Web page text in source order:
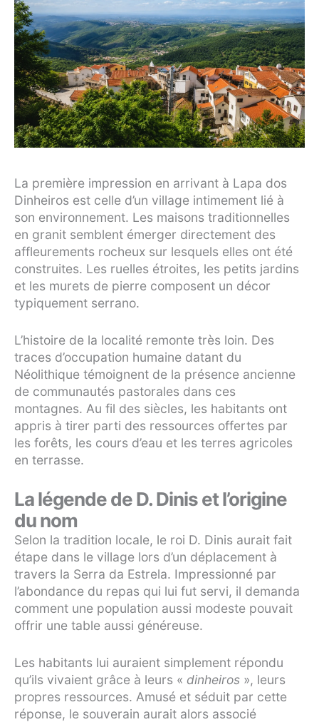
La première impression en arrivant à Lapa dos
Dinheiros est celle d’un village intimement lié à
son environnement. Les maisons traditionnelles
en granit semblent émerger directement des
affleurements rocheux sur lesquels elles ont été
construites. Les ruelles étroites, les petits jardins
et les murets de pierre composent un décor
typiquement serrano.
L’histoire de la localité remonte très loin. Des
traces d’occupation humaine datant du
Néolithique témoignent de la présence ancienne
de communautés pastorales dans ces
montagnes. Au fil des siècles, les habitants ont
appris à tirer parti des ressources offertes par
les forêts, les cours d’eau et les terres agricoles
en terrasse.
La légende de D. Dinis et l’origine
du nom
Selon la tradition locale, le roi D. Dinis aurait fait
étape dans le village lors d’un déplacement à
travers la Serra da Estrela. Impressionné par
l’abondance du repas qui lui fut servi, il demanda
comment une population aussi modeste pouvait
offrir une table aussi généreuse.
Les habitants lui auraient simplement répondu
qu’ils vivaient grâce à leurs « dinheiros », leurs
propres ressources. Amusé et séduit par cette
réponse, le souverain aurait alors associé